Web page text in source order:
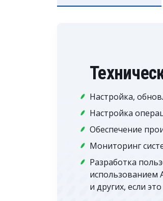
Настройка,
Настройка
Обеспечение
Мониторинг
Разработка
использованием
и других, если